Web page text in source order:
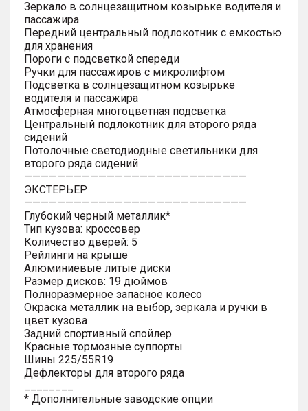
Зеркало в солнцезащитном козырьке водителя и
пассажира
Передний центральный подлокотник с емкостью
для хранения
Пороги с подсветкой спереди
Ручки для пассажиров с микролифтом
Подсветка в солнцезащитном козырьке
водителя и пассажира
Атмосферная многоцветная подсветка
Центральный подлокотник для второго ряда
сидений
Потолочные светодиодные светильники для
второго ряда сидений
———————————————————————————
ЭКСТЕРЬЕР
———————————————————————————
Глубокий черный металлик*
Тип кузова: кроссовер
Количество дверей: 5
Рейлинги на крыше
Алюминиевые литые диски
Размер дисков: 19 дюймов
Полноразмерное запасное колесо
Окраска металлик на выбор, зеркала и ручки в
цвет кузова
Задний спортивный спойлер
Красные тормозные суппорты
Шины 225/55R19
Дефлекторы для второго ряда
* Дополнительные заводские опции